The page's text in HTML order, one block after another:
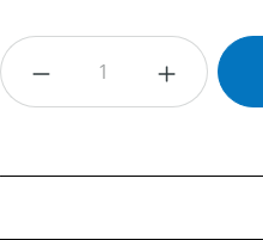
Produkt Anzahl: